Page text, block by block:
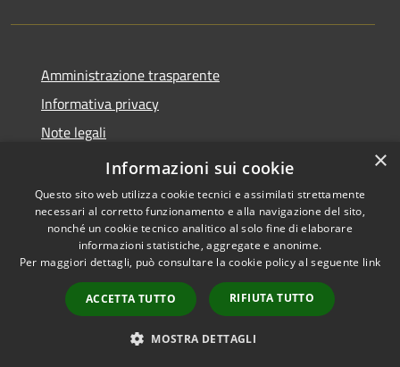
Amministrazione trasparente
Informativa privacy
Note legali
Dichiarazione di accessibilità
Accessibilità
Copyright © 2026 • Comune di
Fara Gera d'Adda • Powered by
Municipium•
Accesso
redazione
×
Informazioni sui cookie
Questo sito web utilizza cookie tecnici e assimilati strettamente
necessari al corretto funzionamento e alla navigazione del sito,
nonché un cookie tecnico analitico al solo fine di elaborare
informazioni statistiche, aggregate e anonime.
Per maggiori dettagli, può consultare la cookie policy al seguente link
ACCETTA TUTTO RIFIUTA TUTTO
MOSTRA DETTAGLI